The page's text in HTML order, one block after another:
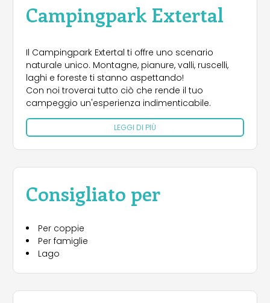
Campingpark Extertal
Il Campingpark Extertal ti offre uno scenario
naturale unico. Montagne, pianure, valli, ruscelli,
laghi e foreste ti stanno aspettando!
Con noi troverai tutto ciò che rende il tuo
campeggio un'esperienza indimenticabile.
LEGGI DI PIÙ
Consigliato per
Per coppie
Per famiglie
Lago